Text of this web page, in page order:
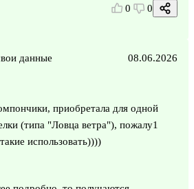
0 0
данные 08.06.2026
приобретала для одной
(типа "Ловца ветра"), пожалу1
использовать))))